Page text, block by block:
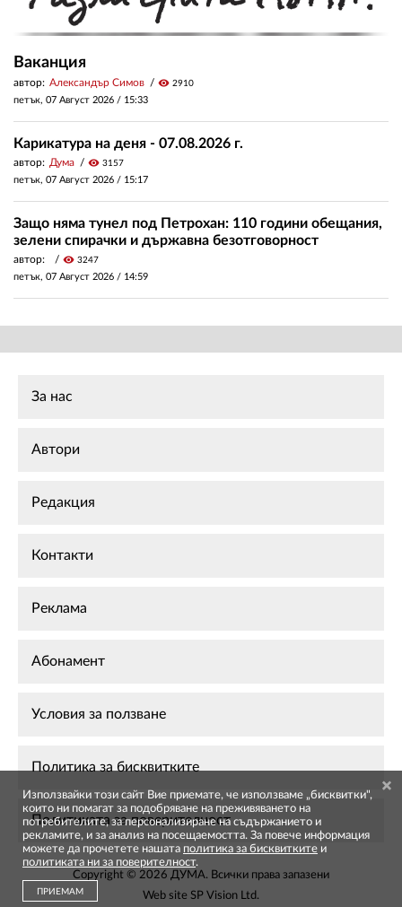
Ваканция
автор: Александър Симов visibility 2910
петък, 07 Август 2026 / 15:33
Карикатура на деня - 07.08.2026 г.
автор: Дума visibility 3157
петък, 07 Август 2026 / 15:17
Защо няма тунел под Петрохан: 110 години обещания,
зелени спирачки и държавна безотговорност
автор: visibility 3247
петък, 07 Август 2026 / 14:59
За нас
Автори
Редакция
Контакти
Реклама
Абонамент
Условия за ползване
Политика за бисквитките
Политиката за поверителност
Copyright © 2026 ДУМА. Всички права запазени
Web site SP Vision Ltd.
Използвайки този сайт Вие приемате, че използваме „бисквитки",
които ни помагат за подобряване на преживяването на
потребителите, за персонализиране на съдържанието и
рекламите, и за анализ на посещаемостта. За повече информация
можете да прочетете нашата политика за бисквитките и
политиката ни за поверителност.
ПРИЕМАМ